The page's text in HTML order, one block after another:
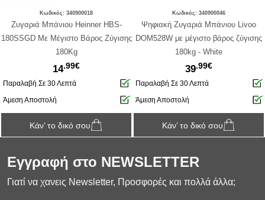
Κωδικός: 340900018
Ζυγαριά Μπάνιου Heinner HBS-
180SSGD Με Μέγιστο Βάρος Ζύγισης
180Kg
14.99€
Παραλαβή Σε 30 Λεπτά
Άμεση Αποστολή
Κάν’ το δικό σου
Κωδικός: 340900046
Ψηφιακή Ζυγαριά Μπάνιου Livoo
DOM528W με μέγιστο βάρος ζύγισης
180kg - White
39.99€
Παραλαβή Σε 30 Λεπτά
Άμεση Αποστολή
Κάν’ το δικό σου
Εγγραφή στο NEWSLETTER
Γιατί να χανεις Newsletter, Προσφορές και πολλά άλλα;